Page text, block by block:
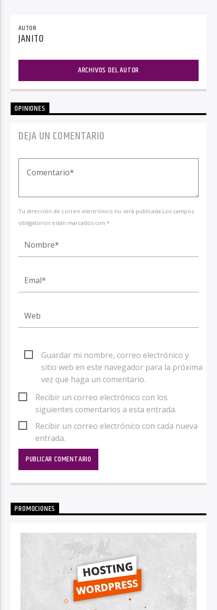
AUTOR
JANITO
ARCHIVOS DEL AUTOR
OPINIONES
DEJA UN COMENTARIO
Tu dirección de correo electrónico no será publicada.Los campos
obligatorios están marcados con *
Guardar mi nombre, correo electrónico y
sitio web en este navegador para la próxima
vez que haga un comentario.
Recibir un correo electrónico con los
siguientes comentarios a esta entrada.
Recibir un correo electrónico con cada nueva
entrada.
PROMOCIONES